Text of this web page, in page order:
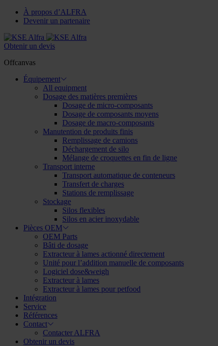
À propos d’ALFRA
Devenir un partenaire
Obtenir un devis
Offcanvas
Équipement
All equipment
Dosage des matières premières
Dosage de micro-composants
Dosage de composants moyens
Dosage de macro-composants
Manutention de produits finis
Remplissage de camions
Déchargement de silo
Mélange de croquettes en fin de ligne
Transport interne
Transport automatique de conteneurs
Transfert de charges
Stations de remplissage
Stockage
Silos flexibles
Silos en acier inoxydable
Pièces OEM
OEM Parts
Bâti de dosage
Extracteur à lames actionné directement
Unité pour l’addition manuelle de composants
Logiciel dose&weigh
Extracteur à lames
Extracteur à lames pour petfood
Intégration
Service
Références
Contact
Contacter ALFRA
Obtenir un devis